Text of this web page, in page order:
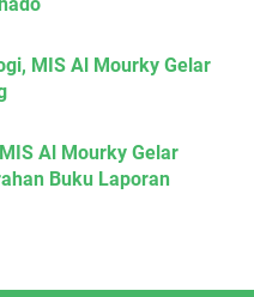
MIS Al Mourky Gelar
Al Mourky Gelar
Buku Laporan